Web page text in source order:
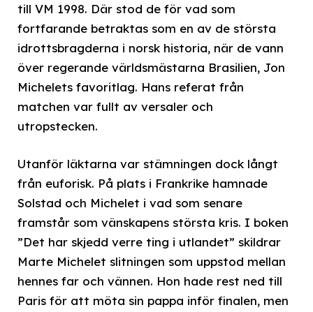
till VM 1998. Där stod de för vad som
fortfarande betraktas som en av de största
idrottsbragderna i norsk historia, när de vann
över regerande världsmästarna Brasilien, Jon
Michelets favoritlag. Hans referat från
matchen var fullt av versaler och
utropstecken.
Utanför läktarna var stämningen dock långt
från euforisk. På plats i Frankrike hamnade
Solstad och Michelet i vad som senare
framstår som vänskapens största kris. I boken
”Det har skjedd verre ting i utlandet” skildrar
Marte Michelet slitningen som uppstod mellan
hennes far och vännen. Hon hade rest ned till
Paris för att möta sin pappa inför finalen, men